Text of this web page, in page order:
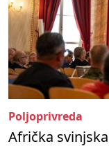
Poljoprivreda
Afrička